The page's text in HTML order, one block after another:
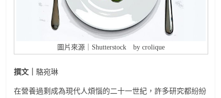
圖片來源｜Shutterstock by crolique
撰文｜ 駱宛琳
在營養過剩成為現代人煩惱的二十一世紀，許多研究都紛紛